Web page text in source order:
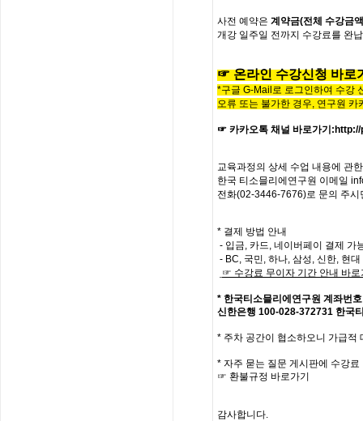
사전 예약은 계약금(전체 수강금
개강 일주일 전까지 수강료를 완
☞온라인수강신청 바로
*구글 G-Mail로 로그인하여 수강
오류 또는 불가한 경우, 연구원 카
☞ 카카오톡 채널 바로가기 :
교육과정의 상세 수업 내용에 관한
한국 티소믈리에 연구원 이메일
전화(02-3446-7676)로 문의 주시
* 결제 방법 안내
- 입금, 카드, 네이버페이 결제 가
- BC, 국민, 하나, 삼성, 신한, 현
☞ 수강료 무이자 기간 안내 바로
* 한국티소믈리에연구원 계좌번호
신한은행 100-028-372731 한국
* 주차 공간이 협소하오니 가급적
* 자주 묻는 질문 게시판에 수강료
☞ 환불규정 바로가기
감사합니다.